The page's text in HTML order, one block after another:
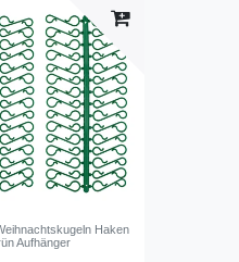
Haken
Aufhänger